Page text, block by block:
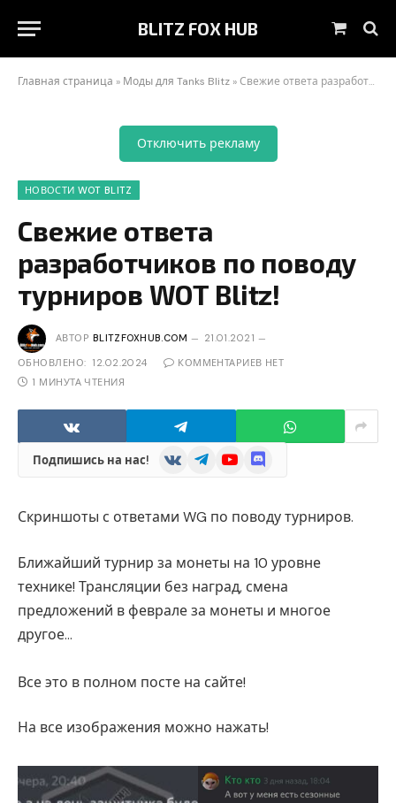
BLITZ FOX HUB Корзина
Главная страница » Моды для Tanks Blitz »Свежие ответа разработчиков по поводу турниров WOT Blitz!
Отключить рекламу
НОВОСТИ WOT BLITZ
Свежие ответа
разработчиков по поводу
турниров WOT Blitz!
АВТОР BLITZFOXHUB.COM 21.01.2021
ОБНОВЛЕНО: 12.02.2024
КОММЕНТАРИЕВ НЕТ
1 МИНУТА ЧТЕНИЯ
Подпишись на нас! VKontakteTelegramYouTubeDiscord
Скриншоты с ответами WG по поводу турниров.
Ближайший турнир за монеты на 10 уровне
технике! Трансляции без наград, смена
предложений в феврале за монеты и многое
другое…
Все это в полном посте на сайте!
На все изображения можно нажать!